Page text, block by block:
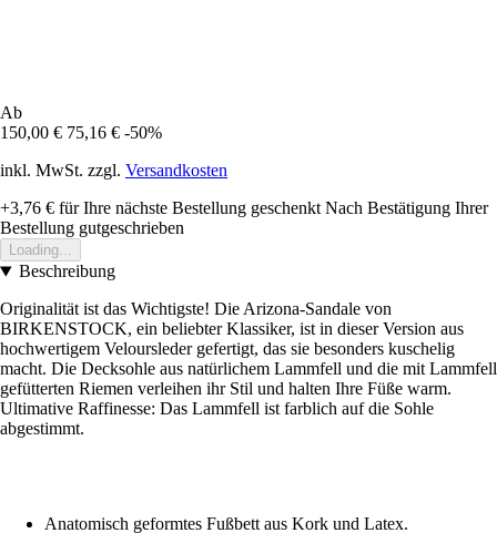
Ab
150,00 € 75,16 € -50%
inkl. MwSt. zzgl. Versandkosten
+3,76 € für Ihre nächste Bestellung geschenkt Nach Bestätigung Ihrer
Bestellung gutgeschrieben
Loading...
Beschreibung
Originalität ist das Wichtigste! Die Arizona-Sandale von
BIRKENSTOCK, ein beliebter Klassiker, ist in dieser Version aus
hochwertigem Veloursleder gefertigt, das sie besonders kuschelig
macht. Die Decksohle aus natürlichem Lammfell und die mit Lammfell
gefütterten Riemen verleihen ihr Stil und halten Ihre Füße warm.
Ultimative Raffinesse: Das Lammfell ist farblich auf die Sohle
abgestimmt.
Anatomisch geformtes Fußbett aus Kork und Latex.